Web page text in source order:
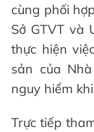
cùng phối
Sở GTVT và
thực hiện
sản của
nguy hiểm
Trực tiếp